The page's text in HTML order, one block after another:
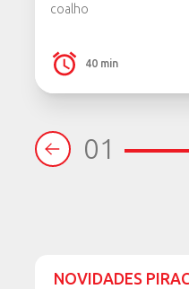
coalho
40 min
01
NOVIDADES